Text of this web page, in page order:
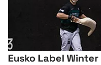
Eusko Label